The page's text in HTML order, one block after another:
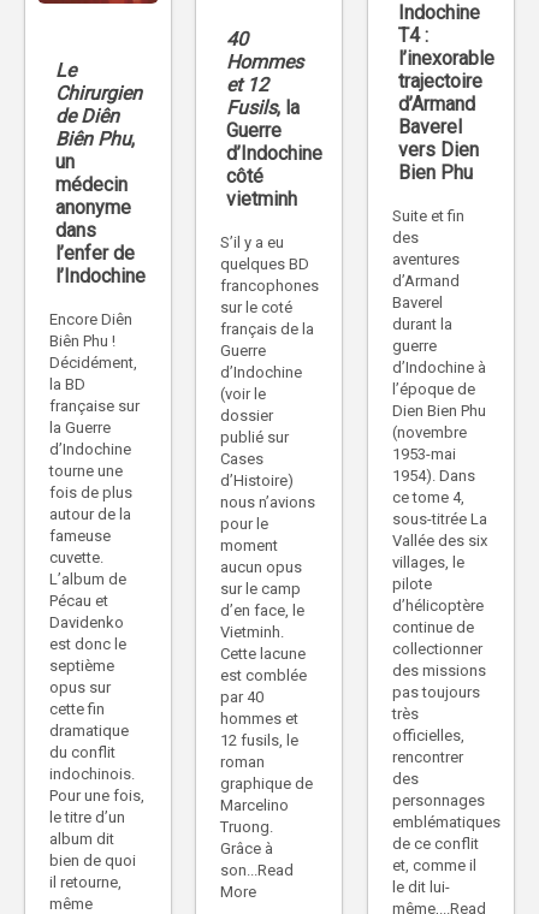
Indochine
T4 :
l’inexorable
trajectoire
d’Armand
Baverel
vers Dien
Bien Phu
Suite et fin
des
aventures
d’Armand
Baverel
durant la
guerre
d’Indochine à
l’époque de
Dien Bien Phu
(novembre
1953-mai
1954). Dans
ce tome 4,
sous-titrée La
Vallée des six
villages, le
pilote
d’hélicoptère
continue de
collectionner
des missions
pas toujours
très
officielles,
rencontrer
des
personnages
emblématiques
de ce conflit
et, comme il
le dit lui-
même,...Read
40
Hommes
et 12
Fusils, la
Guerre
d’Indochine
côté
vietminh
S’il y a eu
quelques BD
francophones
sur le coté
français de la
Guerre
d’Indochine
(voir le
dossier
publié sur
Cases
d’Histoire)
nous n’avions
pour le
moment
aucun opus
sur le camp
d’en face, le
Vietminh.
Cette lacune
est comblée
par 40
hommes et
12 fusils, le
roman
graphique de
Marcelino
Truong.
Grâce à
son...Read
More
Le
Chirurgien
de Diên
Biên Phu,
un
médecin
anonyme
dans
l’enfer de
l’Indochine
Encore Diên
Biên Phu !
Décidément,
la BD
française sur
la Guerre
d’Indochine
tourne une
fois de plus
autour de la
fameuse
cuvette.
L’album de
Pécau et
Davidenko
est donc le
septième
opus sur
cette fin
dramatique
du conflit
indochinois.
Pour une fois,
le titre d’un
album dit
bien de quoi
il retourne,
même